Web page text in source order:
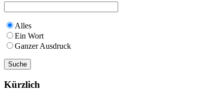
Alles
Ein Wort
Ganzer Ausdruck
Kürzlich